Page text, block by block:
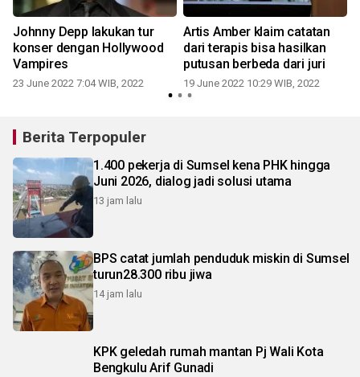
Johnny Depp lakukan tur
konser dengan Hollywood
Vampires
23 June 2022 7:04 WIB, 2022
Artis Amber klaim catatan
dari terapis bisa hasilkan
putusan berbeda dari juri
19 June 2022 10:29 WIB, 2022
Berita Terpopuler
1.400 pekerja di Sumsel kena PHK hingga
Juni 2026, dialog jadi solusi utama
13 jam lalu
BPS catat jumlah penduduk miskin di Sumsel
turun28.300 ribu jiwa
14 jam lalu
KPK geledah rumah mantan Pj Wali Kota
Bengkulu Arif Gunadi